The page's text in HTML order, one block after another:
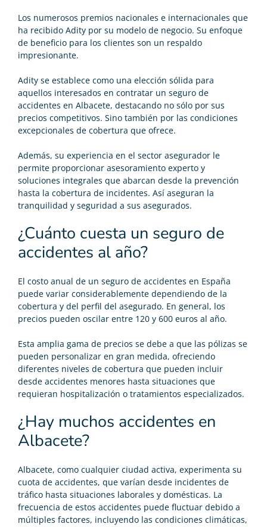
Los numerosos premios nacionales e internacionales que
ha recibido Adity por su modelo de negocio. Su enfoque
de beneficio para los clientes son un respaldo
impresionante.
Adity se establece como una elección sólida para
aquellos interesados en contratar un seguro de
accidentes en Albacete, destacando no sólo por sus
precios competitivos. Sino también por las condiciones
excepcionales de cobertura que ofrece.
Además, su experiencia en el sector asegurador le
permite proporcionar asesoramiento experto y
soluciones integrales que abarcan desde la prevención
hasta la cobertura de incidentes. Así aseguran la
tranquilidad y seguridad a sus asegurados.
¿Cuánto cuesta un seguro de
accidentes al año?
El costo anual de un seguro de accidentes en España
puede variar considerablemente dependiendo de la
cobertura y del perfil del asegurado. En general, los
precios pueden oscilar entre 120 y 600 euros al año.
Esta amplia gama de precios se debe a que las pólizas se
pueden personalizar en gran medida, ofreciendo
diferentes niveles de cobertura que pueden incluir
desde accidentes menores hasta situaciones que
requieran hospitalización o tratamientos especializados.
¿Hay muchos accidentes en
Albacete?
Albacete, como cualquier ciudad activa, experimenta su
cuota de accidentes, que varían desde incidentes de
tráfico hasta situaciones laborales y domésticas. La
frecuencia de estos accidentes puede fluctuar debido a
múltiples factores, incluyendo las condiciones climáticas,